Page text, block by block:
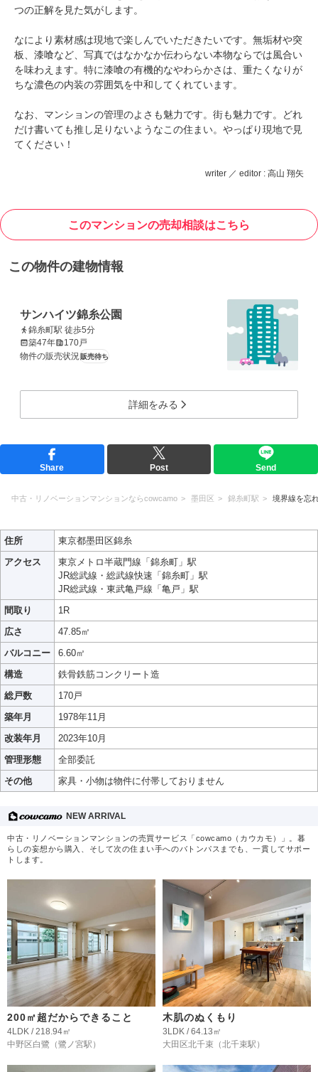
つの正解を見た気がします。
なにより素材感は現地で楽しんでいただきたいです。無垢材や突
板、漆喰など、写真ではなかなか伝わらない本物ならでは風合い
を味わえます。特に漆喰の有機的なやわらかさは、重たくなりが
ちな濃色の内装の雰囲気を中和してくれています。
なお、マンションの管理のよさも魅力です。街も魅力です。どれ
だけ書いても推し足りないようなこの住まい。やっぱり現地で見
てください！
writer ／ editor : 高山 翔矢
このマンションの売却相談はこちら
この物件の建物情報
サンハイツ錦糸公園
錦糸町駅 徒歩5分
築47年
170戸
物件の販売状況販売待ち
詳細をみる
Share Post Send
中古・リノベーションマンションならcowcamo 墨田区 錦糸町駅 境界線を忘
住所
東京都墨田区錦糸
アクセス
東京メトロ半蔵門線「錦糸町」駅
JR総武線・総武線快速「錦糸町」駅
JR総武線・東武亀戸線「亀戸」駅
間取り
1R
広さ
47.85㎡
バルコニー
6.60㎡
構造
鉄骨鉄筋コンクリート造
総戸数
170戸
築年月
1978年11月
改装年月
2023年10月
管理形態
全部委託
その他
家具・小物は物件に付帯しておりません
NEW ARRIVAL
中古・リノベーションマンションの売買サービス「cowcamo（カウカモ）」。暮
らしの妄想から購入、そして次の住まい手へのバトンパスまでも、一貫してサポー
トします。
200㎡超だからできること
4LDK / 218.94㎡
中野区白鷺 （鷺ノ宮駅）
木肌のぬくもり
3LDK / 64.13㎡
大田区北千束 （北千束駅）